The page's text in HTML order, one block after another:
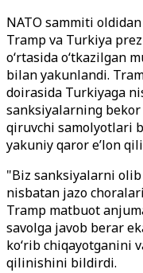
NATO sammiti
Tramp va Turkiya
o‘rtasida o‘tkazilgan
bilan yakunlandi.
doirasida Turkiyaga
sanksiyalarning
qiruvchi samolyotlari
yakuniy qaror e’lon
"Biz sanksiyalarni
nisbatan jazo
Tramp matbuot
savolga javob berar
ko‘rib chiqayotganini
qilinishini bildirdi.